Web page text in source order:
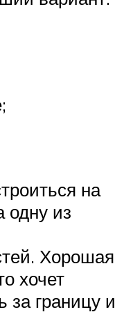
на
одну из
Хорошая
хочет
за границу и